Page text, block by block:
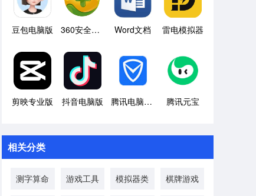
豆包电脑版 360安全卫士 Word文档 雷电模拟器
剪映专业版 抖音电脑版 腾讯电脑管家 腾讯元宝
相关分类
测字算命 游戏工具 模拟器类 棋牌游戏